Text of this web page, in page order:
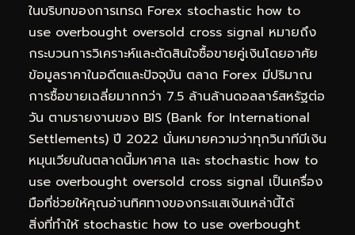
ในบริบทของการเทรด Forex stochastic how to
use overbought oversold cross signal หมายถึง
กระบวนการวิเคราะห์และตัดสินใจซื้อขายคู่เงินโดยอาศัย
ข้อมูลราคาในอดีตและปัจจุบัน ตลาด Forex มีปริมาณ
การซื้อขายเฉลี่ยมากกว่า 7.5 ล้านล้านดอลลาร์สหรัฐต่อ
วัน ตามรายงานของ BIS (Bank for International
Settlements) ปี 2022 นั่นหมายความว่าทุกวินาทีมีเงิน
หมุนเวียนในตลาดนี้มหาศาล และ stochastic how to
use overbought oversold cross signal เป็นเครื่อง
มือที่ช่วยให้คุณอ่านทิศทางของกระแสเงินเหล่านี้ได้
สิ่งที่ทำให้ stochastic how to use overbought